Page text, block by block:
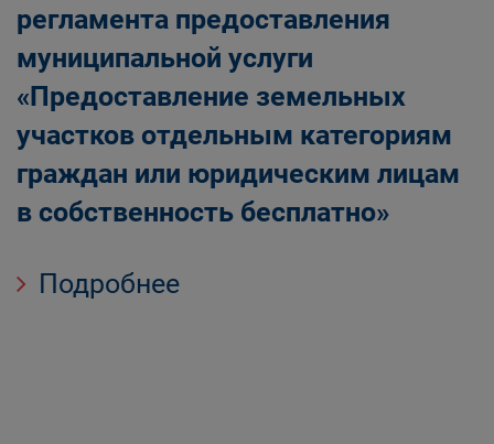
регламента предоставления
муниципальной услуги
«Предоставление земельных
участков отдельным категориям
граждан или юридическим лицам
в собственность бесплатно»
Подробнее